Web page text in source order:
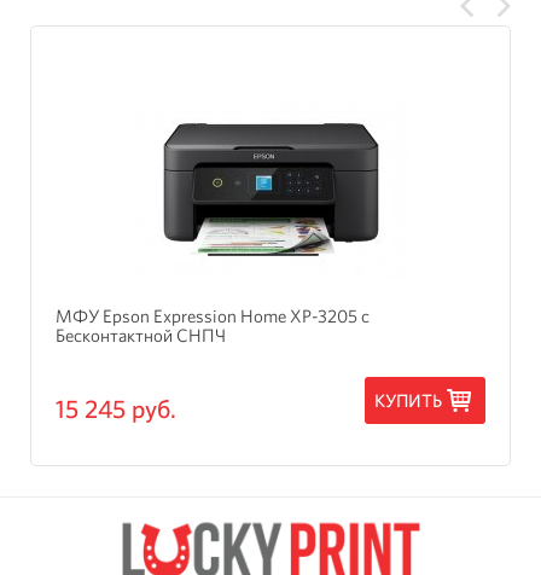
МФУ Epson Expression Home XP-3205 с
Бесконтактной СНПЧ
15 245 руб. КУПИТЬ